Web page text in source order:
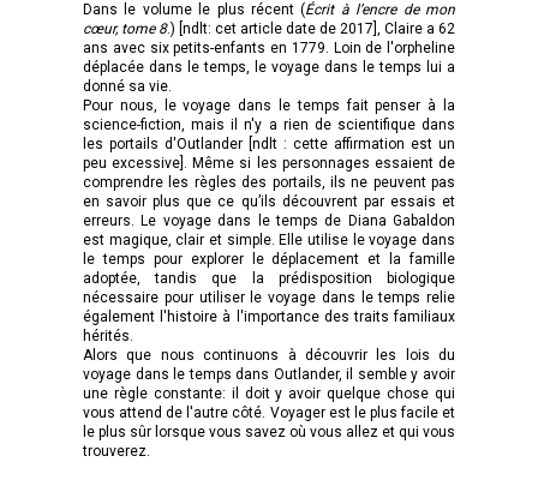
Dans le volume le plus récent (Écrit à l’encre de mon
cœur, tome 8.) [ndlt: cet article date de 2017], Claire a 62
ans avec six petits-enfants en 1779. Loin de l'orpheline
déplacée dans le temps, le voyage dans le temps lui a
donné sa vie.
Pour nous, le voyage dans le temps fait penser à la
science-fiction, mais il n'y a rien de scientifique dans
les portails d'Outlander [ndlt : cette affirmation est un
peu excessive]. Même si les personnages essaient de
comprendre les règles des portails, ils ne peuvent pas
en savoir plus que ce qu’ils découvrent par essais et
erreurs. Le voyage dans le temps de Diana Gabaldon
est magique, clair et simple. Elle utilise le voyage dans
le temps pour explorer le déplacement et la famille
adoptée, tandis que la prédisposition biologique
nécessaire pour utiliser le voyage dans le temps relie
également l'histoire à l'importance des traits familiaux
hérités.
Alors que nous continuons à découvrir les lois du
voyage dans le temps dans Outlander, il semble y avoir
une règle constante: il doit y avoir quelque chose qui
vous attend de l'autre côté. Voyager est le plus facile et
le plus sûr lorsque vous savez où vous allez et qui vous
trouverez.